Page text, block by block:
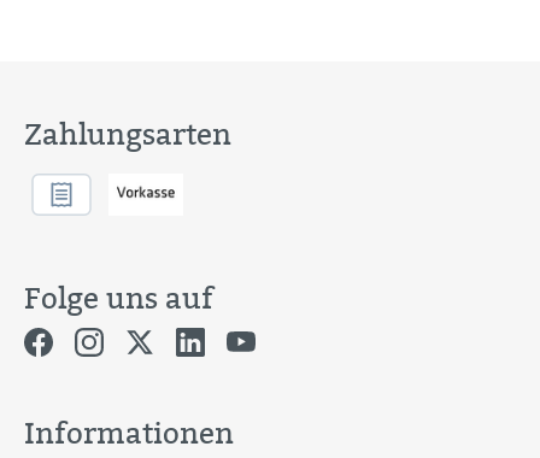
Zahlungsarten
Folge uns auf
Informationen